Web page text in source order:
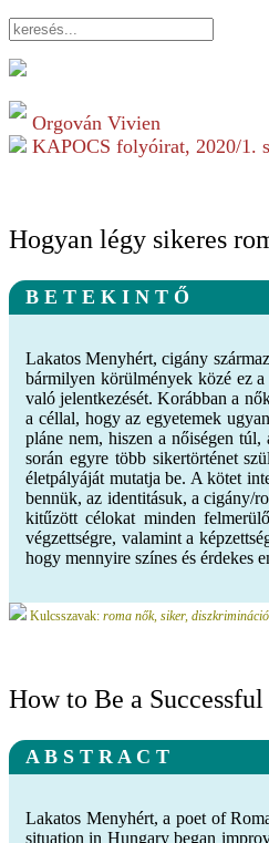
Orgován Vivien
KAPOCS folyóirat, 2020/1.
Hogyan légy sikeres
B E T E K I N T Ő
Lakatos Menyhért, cigány
bármilyen körülmények közé ez
való jelentkezését. Korábban a
a céllal, hogy az egyetemek
pláne nem, hiszen a nőiségen
során egyre több sikertörténet
életpályáját mutatja be. A kötet
bennük, az identitásuk, a cigány/
kitűzött célokat minden
végzettségre, valamint a
hogy mennyire színes és érdekes
Kulcsszavak: roma nők, siker,
How to Be a
A B S T R A C T
Lakatos Menyhért, a poet of
situation in Hungary began